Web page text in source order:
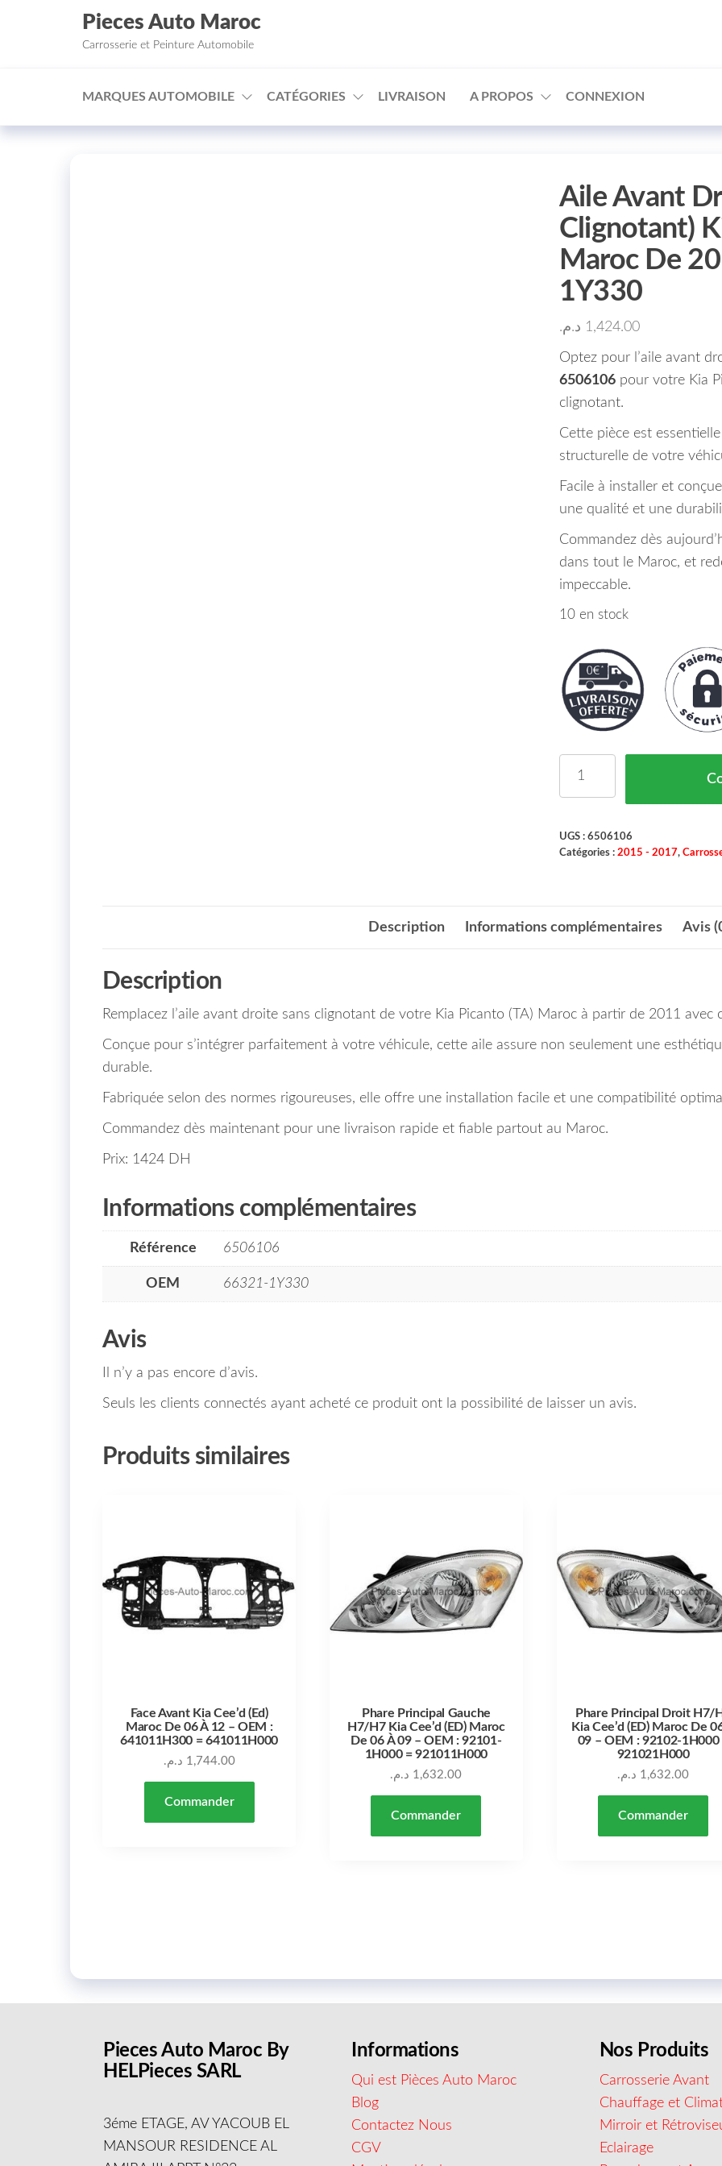
□
Aller au contenu
Pieces Auto Maroc
Carrosserie et Peinture Automobile
MARQUES AUTOMOBILE CATÉGORIES LIVRAISON A PROPOS CONNEXION
Aile Avant
Clignotant)
Maroc De
1Y330
1,424.00 د.م.
Optez pour l’aile avant
6506106pour votre Kia
clignotant.
Cette pièce est
structurelle de votre
Facile à installer et
une qualité et une
Commandez dès
dans tout le Maroc, et
impeccable.
10 en stock
UGS : 6506106
Catégories : 2015 - 2017,
Description Informations complémentaires Avis
Description
Remplacez l’aile avant droite sans clignotant de votre Kia Picanto (TA) Maroc à partir de 2011 avec
Conçue pour s’intégrer parfaitement à votre véhicule, cette aile assure non seulement une
durable.
Fabriquée selon des normes rigoureuses, elle offre une installation facile et une compatibilité
Commandez dès maintenant pour une livraison rapide et fiable partout au Maroc.
Prix: 1424 DH
Informations complémentaires
Référence 6506106
OEM 66321-1Y330
Avis
Il n’y a pas encore d’avis.
Seuls les clients connectés ayant acheté ce produit ont la possibilité de laisser un avis.
Produits similaires
Face Avant Kia Cee’d (Ed)
Maroc De 06 À 12 – OEM :
641011H300 = 641011H000
1,744.00 د.م.
Commander
Phare Principal Gauche
H7/H7 Kia Cee’d (ED) Maroc
De 06 À 09 – OEM : 92101-
1H000 = 921011H000
1,632.00 د.م.
Commander
Phare Principal Droit H7/
Kia Cee’d (ED) Maroc De
09 – OEM : 92102-1H000
921021H000
1,632.00 د.م.
Commander
Pieces Auto Maroc By
HELPieces SARL
3éme ETAGE, AV YACOUB EL
MANSOUR RESIDENCE AL
Informations
Qui est Pièces Auto Maroc
Blog
Contactez Nous
CGV
Nos Produits
Carrosserie Avant
Chauffage et
Mirroir et
Eclairage